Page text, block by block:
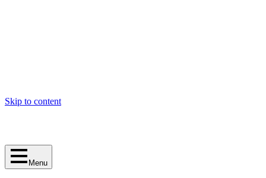
Skip to content
Menu